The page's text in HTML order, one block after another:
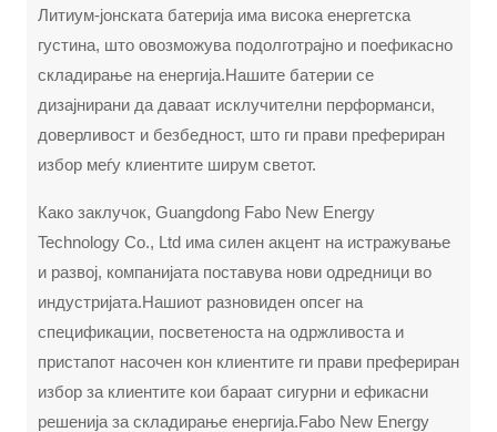
Литиум-јонската батерија има висока енергетска
густина, што овозможува подолготрајно и поефикасно
складирање на енергија.Нашите батерии се
дизајнирани да даваат исклучителни перформанси,
доверливост и безбедност, што ги прави префериран
избор меѓу клиентите ширум светот.
Како заклучок, Guangdong Fabo New Energy
Technology Co., Ltd има силен акцент на истражување
и развој, компанијата поставува нови одредници во
индустријата.Нашиот разновиден опсег на
спецификации, посветеноста на одржливоста и
пристапот насочен кон клиентите ги прави префериран
избор за клиентите кои бараат сигурни и ефикасни
решенија за складирање енергија.Fabo New Energy